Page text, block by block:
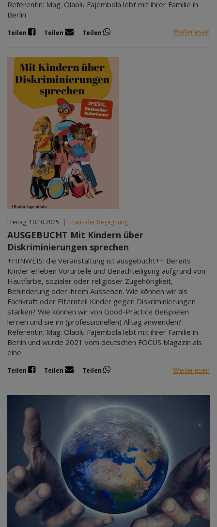
Referentin: Mag. Olaolu Fajembola lebt mit ihrer Familie in
Berlin
Teilen Teilen Teilen Weiterlesen
Freitag, 10.10.2025 | Haus der Begegnung
AUSGEBUCHT Mit Kindern über
Diskriminierungen sprechen
+HINWEIS: die Veranstaltung ist ausgebucht++ Bereits
Kinder erleben Vorurteile und Benachteiligung aufgrund von
Hautfarbe, sozialer oder religiöser Zugehörigkeit,
Behinderung oder ihrem Aussehen. Wie können wir als
Fachkraft oder Elternteil Kinder gegen Diskriminierungen
stärken? Wie können wir von Good-Practice Beispielen
lernen und sie im (professionellen) Alltag anwenden?
Referentin: Mag. Olaolu Fajembola lebt mit ihrer Familie in
Berlin und wurde 2021 vom deutschen FOCUS Magazin als
eine
Teilen Teilen Teilen Weiterlesen